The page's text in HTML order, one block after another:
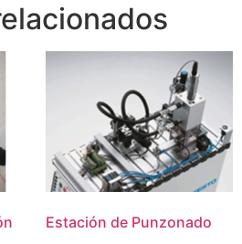
Estación de Punzonado